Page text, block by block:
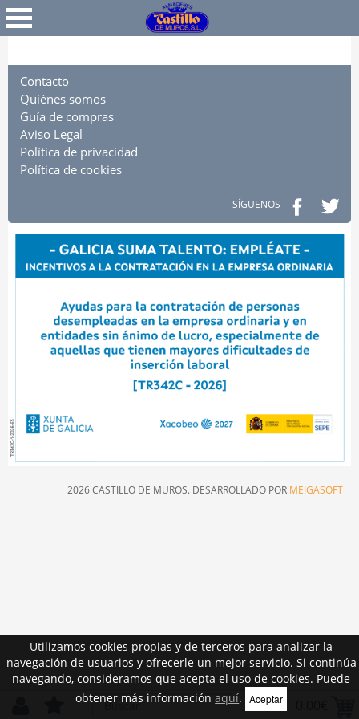
Favoritos
Contacto
Quiénes somos
Guía de compras
Aviso Legal
Política de privacidad
Política de cookies
SÍGUENOS
2026 CASTILLO DE MUROS. DESARROLLADO POR MEIGASOFT
Utilizamos cookies propias y de terceros para analizar la
navegación de usuarios y ofrecerle un mejor servicio. Si continúa
navegando, consideramos que acepta el uso de cookies. Puede
obtener más informaciónaquí. Aceptar